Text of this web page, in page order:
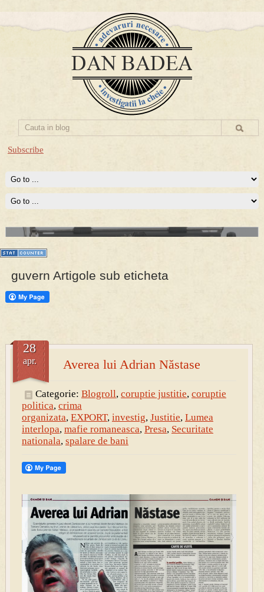
Subscribe
PRESA
Permise pentru vânătoarea de porci în costume, cu gulere albe
Prima mea carte publicata (Nemira)
Averea Presedintelui: prima lucrare despre controversatele
conturi secrete ale Securitatii.
guvern Artigole sub eticheta
Averea lui Adrian Năstase
28
apr.
Categorie: Blogroll, coruptie justitie, coruptie
politica, crima
organizata, EXPORT, investig, Justitie, Lumea
interlopa, mafie romaneasca, Presa, Securitate
nationala, spalare de bani